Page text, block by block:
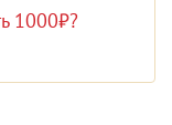
1000₽?